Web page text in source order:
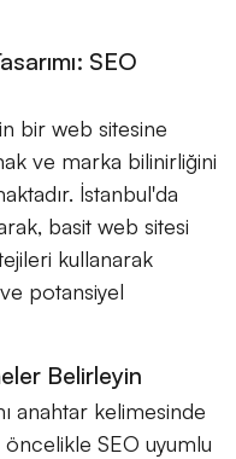
SEO
bir web sitesine
ve marka bilinirliğini
İstanbul'da
basit web sitesi
kullanarak
potansiyel
Belirleyin
anahtar kelimesinde
öncelikle SEO uyumlu